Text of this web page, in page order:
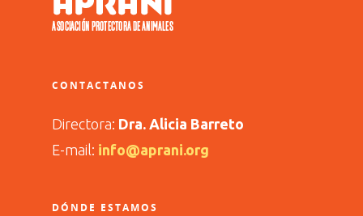
CONTACTANOS
Directora: Dra. Alicia Barreto
E-mail: info@aprani.org
DÓNDE ESTAMOS